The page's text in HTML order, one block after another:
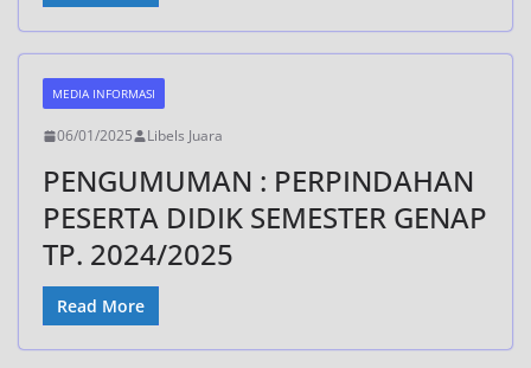
MEDIA INFORMASI
06/01/2025 Libels Juara
PENGUMUMAN : PERPINDAHAN
PESERTA DIDIK SEMESTER GENAP
TP. 2024/2025
Read More